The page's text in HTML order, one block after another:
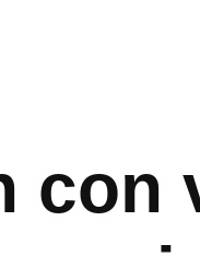
con